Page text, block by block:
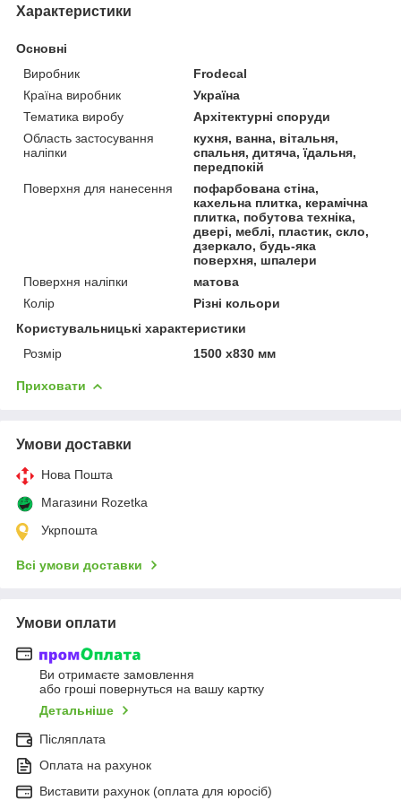
Характеристики
Основні
Виробник
Frodecal
Країна виробник
Україна
Тематика виробу
Архітектурні споруди
Область застосування
наліпки
кухня, ванна, вітальня,
спальня, дитяча, їдальня,
передпокій
Поверхня для нанесення
пофарбована стіна,
кахельна плитка, керамічна
плитка, побутова техніка,
двері, меблі, пластик, скло,
дзеркало, будь-яка
поверхня, шпалери
Поверхня наліпки
матова
Колір
Різні кольори
Користувальницькі характеристики
Розмір
1500 x830 мм
Приховати
Умови доставки
Нова Пошта
Магазини Rozetka
Укрпошта
Всі умови доставки
Умови оплати
Ви отримаєте замовлення
або гроші повернуться на вашу картку
Детальніше
Післяплата
Оплата на рахунок
Виставити рахунок (оплата для юросіб)